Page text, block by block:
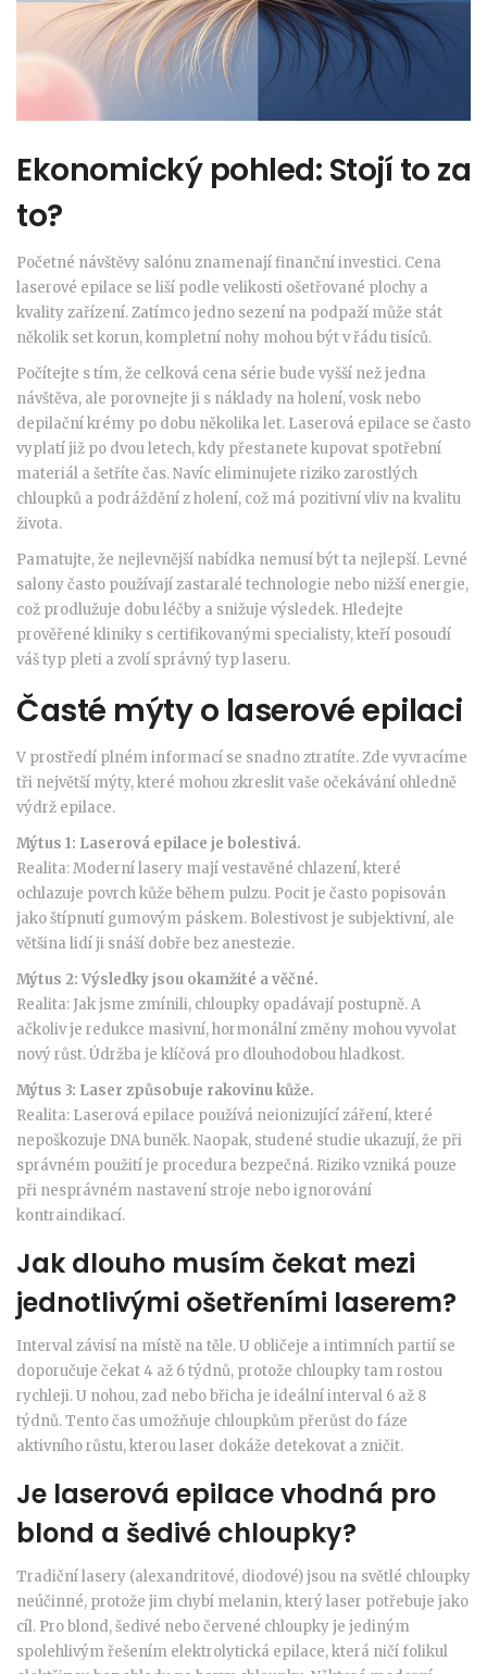
Ekonomický pohled: Stojí to za
to?
Početné návštěvy salónu znamenají finanční investici. Cena
laserové epilace se liší podle velikosti ošetřované plochy a
kvality zařízení. Zatímco jedno sezení na podpaží může stát
několik set korun, kompletní nohy mohou být v řádu tisíců.
Počítejte s tím, že celková cena série bude vyšší než jedna
návštěva, ale porovnejte ji s náklady na holení, vosk nebo
depilační krémy po dobu několika let. Laserová epilace se často
vyplatí již po dvou letech, kdy přestanete kupovat spotřební
materiál a šetříte čas. Navíc eliminujete riziko zarostlých
chloupků a podráždění z holení, což má pozitivní vliv na kvalitu
života.
Pamatujte, že nejlevnější nabídka nemusí být ta nejlepší. Levné
salony často používají zastaralé technologie nebo nižší energie,
což prodlužuje dobu léčby a snižuje výsledek. Hledejte
prověřené kliniky s certifikovanými specialisty, kteří posoudí
váš typ pleti a zvolí správný typ laseru.
Časté mýty o laserové epilaci
V prostředí plném informací se snadno ztratíte. Zde vyvracíme
tři největší mýty, které mohou zkreslit vaše očekávání ohledně
výdrž epilace.
Mýtus 1: Laserová epilace je bolestivá.
Realita: Moderní lasery mají vestavěné chlazení, které
ochlazuje povrch kůže během pulzu. Pocit je často popisován
jako štípnutí gumovým páskem. Bolestivost je subjektivní, ale
většina lidí ji snáší dobře bez anestezie.
Mýtus 2: Výsledky jsou okamžité a věčné.
Realita: Jak jsme zmínili, chloupky opadávají postupně. A
ačkoliv je redukce masivní, hormonální změny mohou vyvolat
nový růst. Údržba je klíčová pro dlouhodobou hladkost.
Mýtus 3: Laser způsobuje rakovinu kůže.
Realita: Laserová epilace používá neionizující záření, které
nepoškozuje DNA buněk. Naopak, studené studie ukazují, že při
správném použití je procedura bezpečná. Riziko vzniká pouze
při nesprávném nastavení stroje nebo ignorování
kontraindikací.
Jak dlouho musím čekat mezi
jednotlivými ošetřeními laserem?
Interval závisí na místě na těle. U obličeje a intimních partií se
doporučuje čekat 4 až 6 týdnů, protože chloupky tam rostou
rychleji. U nohou, zad nebo břicha je ideální interval 6 až 8
týdnů. Tento čas umožňuje chloupkům přerůst do fáze
aktivního růstu, kterou laser dokáže detekovat a zničit.
Je laserová epilace vhodná pro
blond a šedivé chloupky?
Tradiční lasery (alexandritové, diodové) jsou na světlé chloupky
neúčinné, protože jim chybí melanin, který laser potřebuje jako
cíl. Pro blond, šedivé nebo červené chloupky je jediným
spolehlivým řešením elektrolytická epilace, která ničí folikul